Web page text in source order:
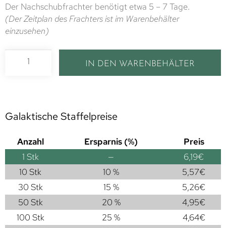
Der Nachschubfrachter benötigt etwa 5 – 7 Tage.
(Der Zeitplan des Frachters ist im Warenbehälter
einzusehen)
IN DEN WARENBEHÄLTER
Galaktische Staffelpreise
Anzahl Ersparnis (%)
Preis
1 Stk — 6,19€
10 Stk
10 % 5,57€
30 Stk
15 % 5,26€
50 Stk
20 % 4,95€
100 Stk
25 % 4,64€